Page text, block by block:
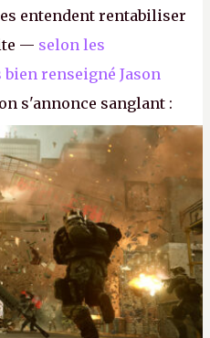
entendent rentabiliser
— selon les
renseigné Jason
s'annonce sanglant :
fermetures de
En gros, essorer
le reste.P.